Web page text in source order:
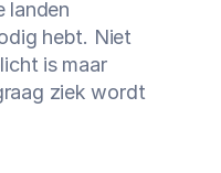
landen
hebt. Niet
is maar
ziek wordt